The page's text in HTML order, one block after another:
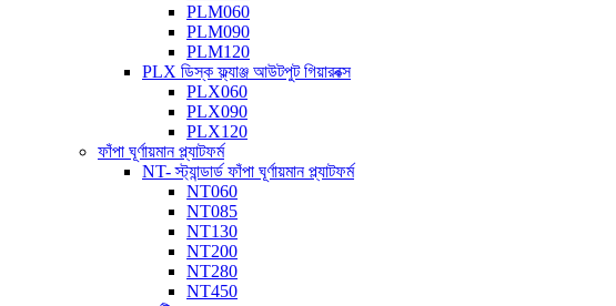
PLM060
PLM090
PLM120
PLX ডিস্ক ফ্ল্যাঞ্জ আউটপুট গিয়ারবক্স
PLX060
PLX090
PLX120
ফাঁপা ঘূর্ণায়মান প্ল্যাটফর্ম
NT- স্ট্যান্ডার্ড ফাঁপা ঘূর্ণায়মান প্ল্যাটফর্ম
NT060
NT085
NT130
NT200
NT280
NT450